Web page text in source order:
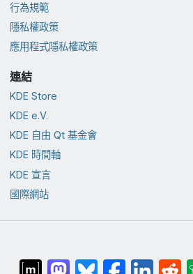
行為規範
隱私權政策
應用程式隱私權政策
連結
KDE Store
KDE e.V.
KDE 自由 Qt 基金會
KDE 時間軸
KDE 宣言
國際網站